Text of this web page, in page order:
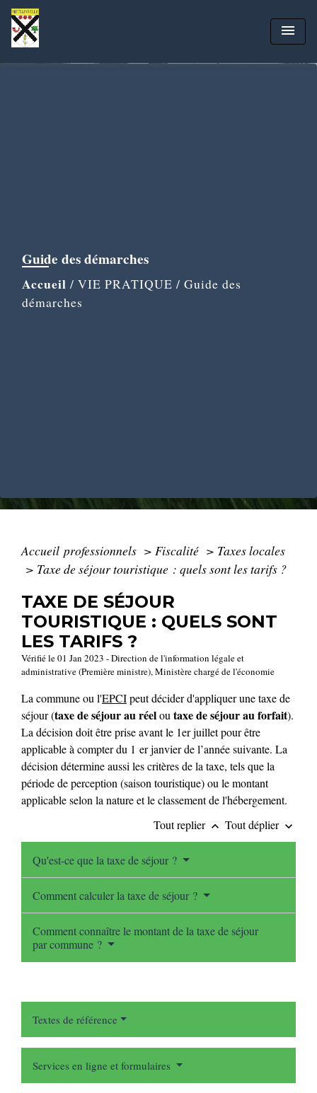
menu
Guide des démarches
Accueil / VIE PRATIQUE / Guide des
démarches
Accueil professionnels > Fiscalité > Taxes locales
> Taxe de séjour touristique : quels sont les tarifs ?
TAXE DE SÉJOUR
TOURISTIQUE : QUELS SONT
LES TARIFS ?
Vérifié le 01 Jan 2023 - Direction de l'information légale et
administrative (Première ministre), Ministère chargé de l'économie
La commune ou l'EPCIpeut décider d'appliquer une taxe de
séjour (taxe de séjour au réelou taxe de séjour au forfait).
La décision doit être prise avant le 1erjuillet pour être
applicable à compter du 1 erjanvier de l’année suivante. La
décision détermine aussi les critères de la taxe, tels que la
période de perception (saison touristique) ou le montant
applicable selon la nature et le classement de l'hébergement.
Tout replier keyboard_arrow_up Tout déplier keyboard_arrow_down
Qu'est-ce que la taxe de séjour ?
Comment calculer la taxe de séjour ?
Comment connaître le montant de la taxe de séjour
par commune ?
Textes de référence
Services en ligne et formulaires